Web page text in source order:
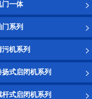
门一体
门系列
污机系列
扬式启闭机系列
杆式启闭机系列